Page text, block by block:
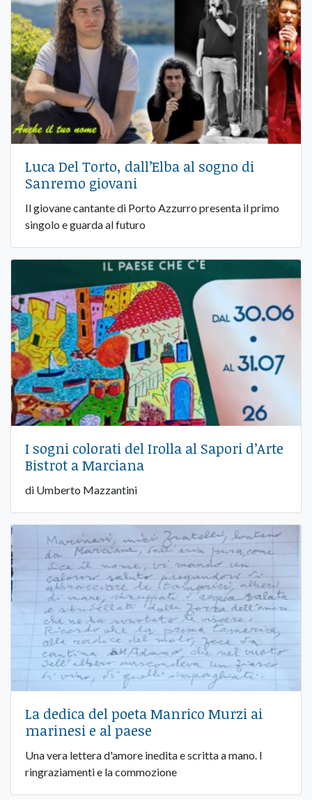
Luca Del Torto, dall’Elba al sogno di
Sanremo giovani
Il giovane cantante di Porto Azzurro presenta il primo
singolo e guarda al futuro
I sogni colorati del Irolla al Sapori d’Arte
Bistrot a Marciana
di Umberto Mazzantini
La dedica del poeta Manrico Murzi ai
marinesi e al paese
Una vera lettera d'amore inedita e scritta a mano. I
ringraziamenti e la commozione